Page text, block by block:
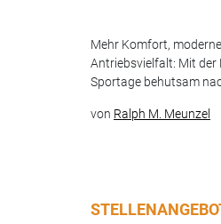
Mehr Komfort,
Antriebsvielfalt: Mit der
Sportage behutsam
von Ralph M. Meunzel